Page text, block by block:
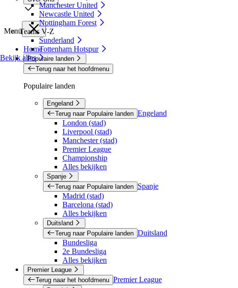
Manchester United
Newcastle United
Nottingham Forest
Teams V-Z
Sunderland
Tottenham Hotspur
Bekijk alles
Menu
Home
Populaire landen
Terug naar het hoofdmenu
Populaire landen
Engeland
Terug naar Populaire landen Engeland
London (stad)
Liverpool (stad)
Manchester (stad)
Premier League
Championship
Alles bekijken
Spanje
Terug naar Populaire landen
Spanje
Madrid (stad)
Barcelona (stad)
Alles bekijken
Duitsland
Terug naar Populaire landen Duitsland
Bundesliga
2e Bundesliga
Alles bekijken
Premier League
Terug naar het hoofdmenu Premier League